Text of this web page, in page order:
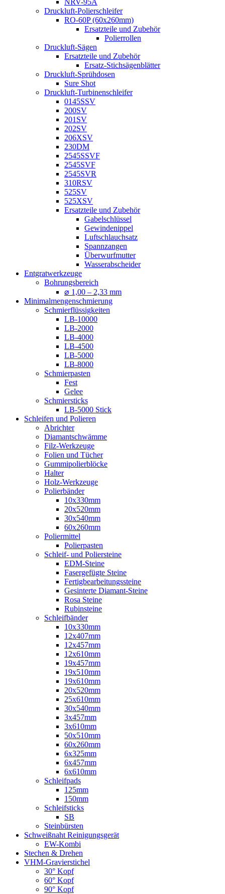
NRV-95A
Druckluft-Polierschleifer
RO-60P (60x260mm)
Ersatzteile und Zubehör
Polierrollen
Druckluft-Sägen
Ersatzteile und Zubehör
Ersatz-Stichsägenblätter
Druckluft-Sprühdosen
Sure Shot
Druckluft-Turbinenschleifer
0145SSV
200SV
201SV
202SV
206XSV
230DM
2545SSVF
2545SVF
2545SVR
310RSV
525SV
525XSV
Ersatzteile und Zubehör
Gabelschlüssel
Gewindenippel
Luftschlauchsatz
Spannzangen
Überwurfmutter
Wasserabscheider
Entgratwerkzeuge
Bohrungsbereich
⌀ 1,00 – 2,33 mm
Minimalmengenschmierung
Schmierflüssigkeiten
LB-10000
LB-2000
LB-4000
LB-4500
LB-5000
LB-8000
Schmierpasten
Fest
Gelee
Schmiersticks
LB-5000 Stick
Schleifen und Polieren
Abrichter
Diamantschwämme
Filz-Werkzeuge
Folien und Tücher
Gummipolierblöcke
Halter
Holz-Werkzeuge
Polierbänder
10x330mm
20x520mm
30x540mm
60x260mm
Poliermittel
Polierpasten
Schleif- und Poliersteine
EDM-Steine
Fasergefügte Steine
Fertigbearbeitungssteine
Gesinterte Diamant-Steine
Rosa Steine
Rubinsteine
Schleifbänder
10x330mm
12x407mm
12x457mm
12x610mm
19x457mm
19x510mm
19x610mm
20x520mm
25x610mm
30x540mm
3x457mm
3x610mm
50x510mm
60x260mm
6x325mm
6x457mm
6x610mm
Schleifpads
125mm
150mm
Schleifsticks
SB
Steinbürsten
Schweißnaht Reinigungsgerät
EW-Kombi
Stechen & Drehen
VHM-Gravierstichel
30° Kopf
60° Kopf
90° Kopf